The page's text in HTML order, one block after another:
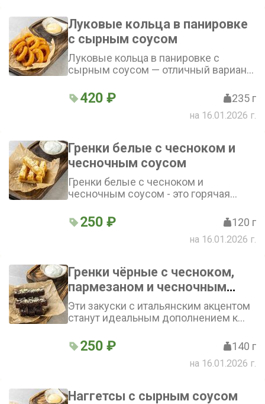
Луковые кольца в панировке
с сырным соусом
Луковые кольца в панировке с
сырным соусом — отличный вариант
Это сочетание нежного лука в
хрустящей панировке и сырного
соуса, который добавляет
420 ₽ 235 г
на 16.01.2026 г.
Гренки белые с чесноком и
чесночным соусом
Гренки белые с чесноком и
чесночным соусом - это горячая
хлеба с насыщенным ароматом.
Подаются с пикантным чесночным
250 ₽ 120 г
на 16.01.2026 г.
Гренки чёрные с чесноком,
пармезаном и чесночным
соусом
Эти закуски с итальянским акцентом
станут идеальным дополнением к
пикантный пармезан и насыщенный
чесночный соус - это сочетание
точно не оставит вас равнодушным
250 ₽ 140 г
на 16.01.2026 г.
Наггетсы с сырным соусом